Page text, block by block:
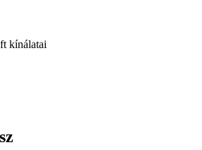
kínálatai